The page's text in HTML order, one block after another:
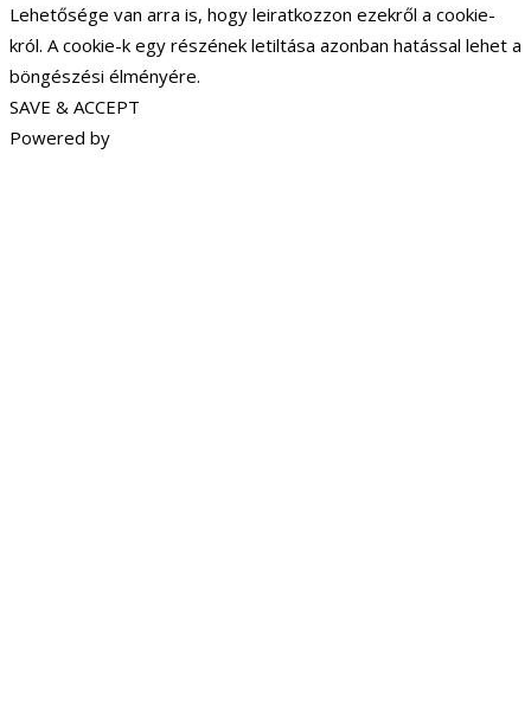
Lehetősége van arra is, hogy leiratkozzon ezekről a cookie-
król. A cookie-k egy részének letiltása azonban hatással lehet a
böngészési élményére.
SAVE & ACCEPT
Powered by